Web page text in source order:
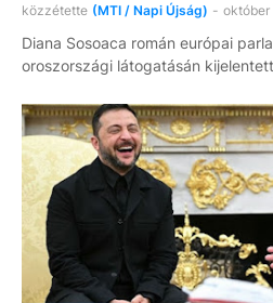
közzétette (MTI / Napi Újság) - október
Diana Sosoaca román európai
oroszországi látogatásán